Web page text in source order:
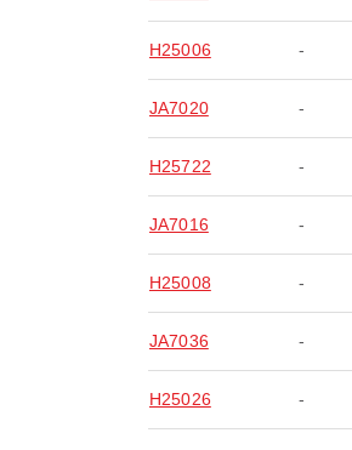
H25006 -
JA7020 -
H25722 -
JA7016 -
H25008 -
JA7036 -
H25026 -